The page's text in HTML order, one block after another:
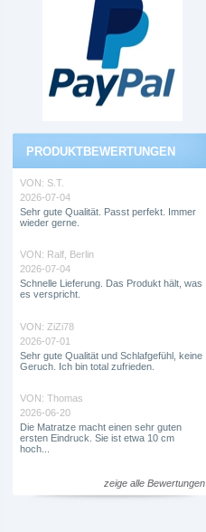
PRODUKTBEWERTUNGEN
VON: S.T.
2026-07-04
Sehr gute Qualität. Passt perfekt. Immer
wieder gerne.
VON: Ralf, Berlin
2026-07-04
Schnelle Lieferung. Das Produkt hält, was
es verspricht.
VON: ZiZi78
2026-07-01
Sehr gute Qualität und Schlafgefühl, keine
Geruch. Ich bin total zufrieden.
VON: Thomas
2026-06-20
Die Matratze macht einen sehr guten
ersten Eindruck. Sie ist etwa 10 cm
hoch...
zeige alle Bewertungen